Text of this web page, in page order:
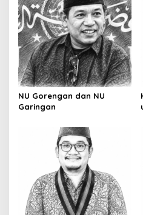
NU Gorengan dan NU
Garingan